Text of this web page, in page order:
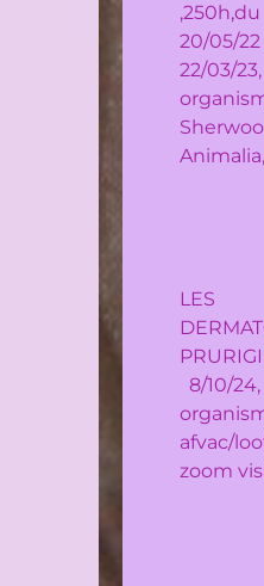
,250h,du
20/05/22
22/03/23,
LES
8/10/24,
afvac/
zoom